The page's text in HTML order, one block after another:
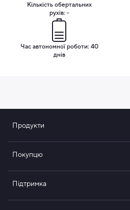
Кількість обертальних
рухів: -
Час автономної роботи: 40
днів
Продукти
Покупцю
Підтримка